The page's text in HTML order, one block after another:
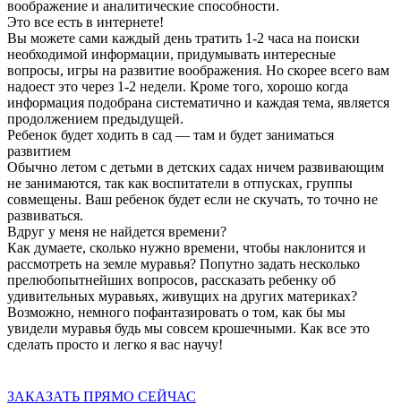
воображение и аналитические способности.
Это все есть в интернете!
Вы можете сами каждый день тратить 1-2 часа на поиски
необходимой информации, придумывать интересные
вопросы, игры на развитие воображения. Но скорее всего вам
надоест это через 1-2 недели. Кроме того, хорошо когда
информация подобрана систематично и каждая тема, является
продолжением предыдущей.
Ребенок будет ходить в сад — там и будет заниматься
развитием
Обычно летом с детьми в детских садах ничем развивающим
не занимаются, так как воспитатели в отпусках, группы
совмещены. Ваш ребенок будет если не скучать, то точно не
развиваться.
Вдруг у меня не найдется времени?
Как думаете, сколько нужно времени, чтобы наклонится и
рассмотреть на земле муравья? Попутно задать несколько
прелюбопытнейших вопросов, рассказать ребенку об
удивительных муравьях, живущих на других материках?
Возможно, немного пофантазировать о том, как бы мы
увидели муравья будь мы совсем крошечными. Как все это
сделать просто и легко я вас научу!
ЗАКАЗАТЬ ПРЯМО СЕЙЧАС